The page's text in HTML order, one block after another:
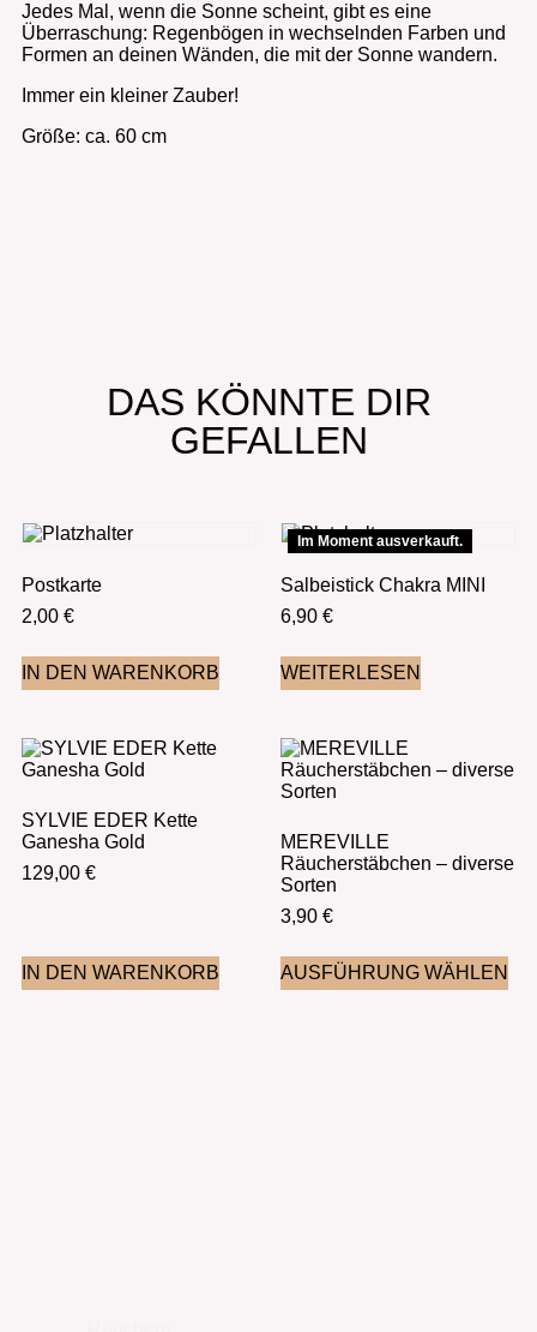
Jedes Mal, wenn die Sonne scheint, gibt es eine
Überraschung: Regenbögen in wechselnden Farben und
Formen an deinen Wänden, die mit der Sonne wandern.
Immer ein kleiner Zauber!
Größe: ca. 60 cm
DAS KÖNNTE DIR
GEFALLEN
Postkarte
2,00 €
IN DEN WARENKORB
Im Moment ausverkauft.
Salbeistick Chakra MINI
6,90 €
WEITERLESEN
SYLVIE EDER Kette
Ganesha Gold
129,00 €
IN DEN WARENKORB
MEREVILLE
Räucherstäbchen – diverse
Sorten
3,90 €
AUSFÜHRUNG WÄHLEN